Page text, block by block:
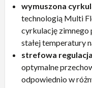
wymuszona
technologią Multi
cyrkulację zimnego
stałej temperatury
strefowa
optymalne
odpowiednio w